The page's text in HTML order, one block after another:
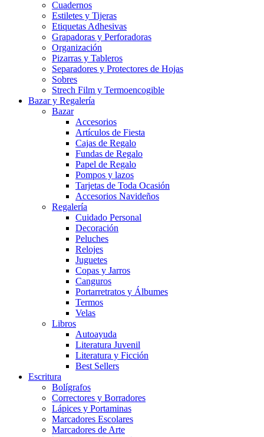
Cuadernos
Estiletes y Tijeras
Etiquetas Adhesivas
Grapadoras y Perforadoras
Organización
Pizarras y Tableros
Separadores y Protectores de Hojas
Sobres
Strech Film y Termoencogible
Bazar y Regalería
Bazar
Accesorios
Artículos de Fiesta
Cajas de Regalo
Fundas de Regalo
Papel de Regalo
Pompos y lazos
Tarjetas de Toda Ocasión
Accesorios Navideños
Regalería
Cuidado Personal
Decoración
Peluches
Relojes
Juguetes
Copas y Jarros
Canguros
Portarretratos y Álbumes
Termos
Velas
Libros
Autoayuda
Literatura Juvenil
Literatura y Ficción
Best Sellers
Escritura
Bolígrafos
Correctores y Borradores
Lápices y Portaminas
Marcadores Escolares
Marcadores de Arte